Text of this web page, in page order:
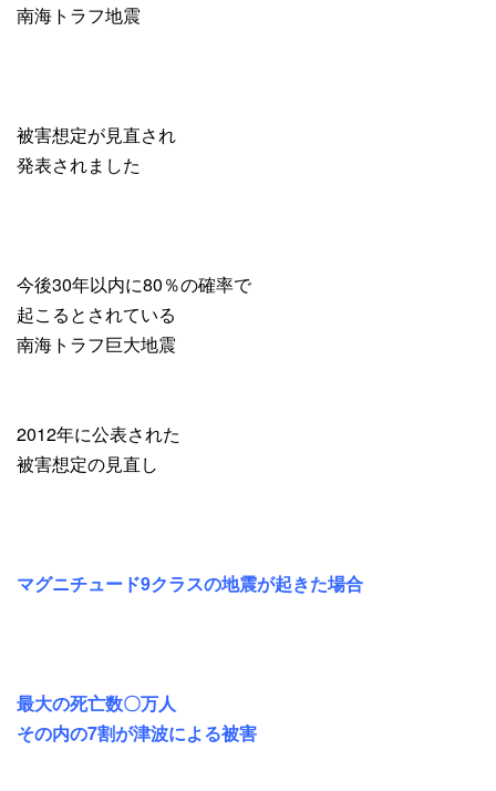
南海トラフ地震
被害想定が見直され
発表されました
今後30年以内に80％の確率で
起こるとされている
南海トラフ巨大地震
2012年に公表された
被害想定の見直し
マグニチュード9クラスの地震が起きた場合
最大の死亡数〇万人
その内の7割が津波による被害